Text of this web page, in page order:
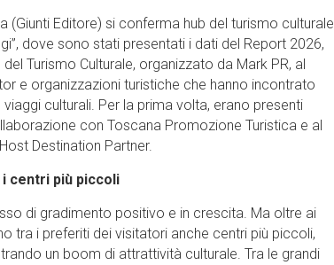
Editore) si conferma hub del turismo culturale
dove sono stati presentati i dati del Report 2026,
Turismo Culturale, organizzato da Mark PR, al
e organizzazioni turistiche che hanno incontrato
culturali. Per la prima volta, erano presenti
con Toscana Promozione Turistica e al
Destination Partner.
centri più piccoli
di gradimento positivo e in crescita. Ma oltre ai
tra i preferiti dei visitatori anche centri più piccoli,
un boom di attrattività culturale. Tra le grandi